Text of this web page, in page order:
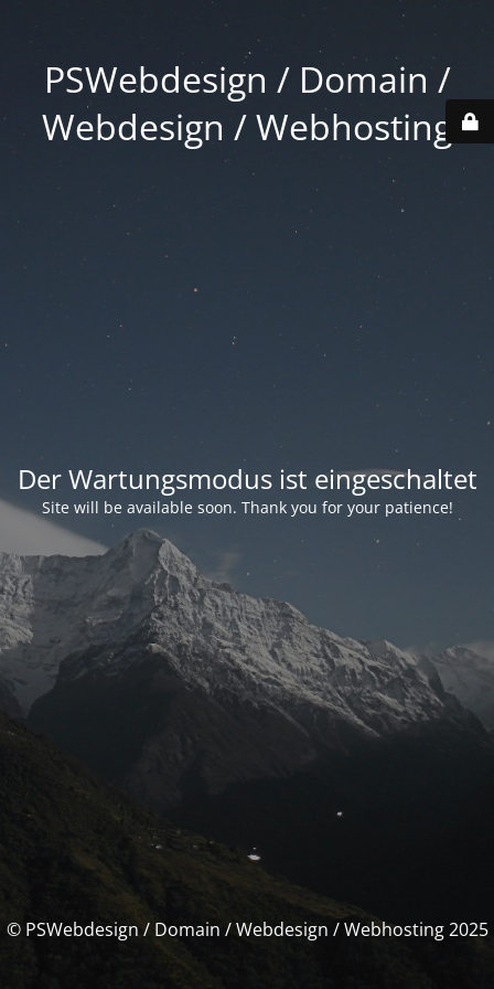
PSWebdesign / Domain /
Webdesign / Webhosting
Der Wartungsmodus ist eingeschaltet
Site will be available soon. Thank you for your patience!
© PSWebdesign / Domain / Webdesign / Webhosting 2025